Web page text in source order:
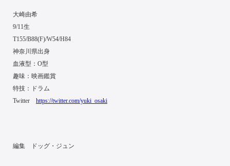
大崎由希
9/11生
T155/B88(F)/W54/H84
神奈川県出身
血液型：O型
趣味：映画鑑賞
特技：ドラム
Twitter https://twitter.com/yuki_osaki
編集 ドッグ・ジュン